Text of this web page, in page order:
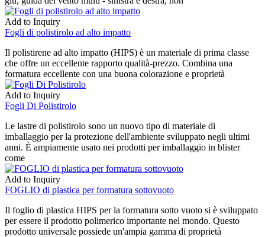
Add to Inquiry
Fogli di polistirolo ad alto impatto
Il polistirene ad alto impatto (HIPS) è un materiale di prima classe
che offre un eccellente rapporto qualità-prezzo. Combina una
formatura eccellente con una buona colorazione e proprietà
Add to Inquiry
Fogli Di Polistirolo
Le lastre di polistirolo sono un nuovo tipo di materiale di
imballaggio per la protezione dell'ambiente sviluppato negli ultimi
anni. È ampiamente usato nei prodotti per imballaggio in blister
come
Add to Inquiry
FOGLIO di plastica per formatura sottovuoto
Il foglio di plastica HIPS per la formatura sotto vuoto si è sviluppato
per essere il prodotto polimerico importante nel mondo. Questo
prodotto universale possiede un'ampia gamma di proprietà